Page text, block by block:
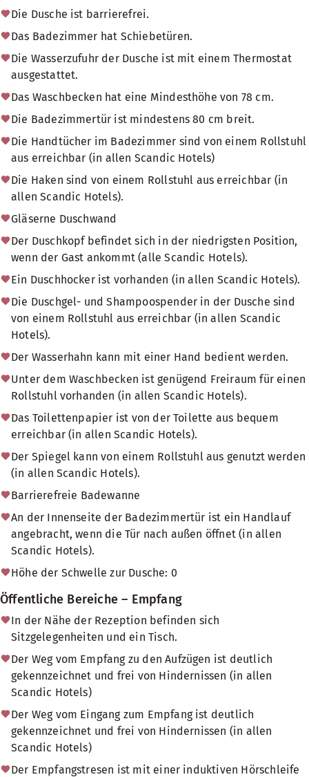
Die Dusche ist barrierefrei.
Das Badezimmer hat Schiebetüren.
Die Wasserzufuhr der Dusche ist mit einem Thermostat
ausgestattet.
Das Waschbecken hat eine Mindesthöhe von 78 cm.
Die Badezimmertür ist mindestens 80 cm breit.
Die Handtücher im Badezimmer sind von einem Rollstuhl
aus erreichbar (in allen Scandic Hotels)
Die Haken sind von einem Rollstuhl aus erreichbar (in
allen Scandic Hotels).
Gläserne Duschwand
Der Duschkopf befindet sich in der niedrigsten Position,
wenn der Gast ankommt (alle Scandic Hotels).
Ein Duschhocker ist vorhanden (in allen Scandic Hotels).
Die Duschgel- und Shampoospender in der Dusche sind
von einem Rollstuhl aus erreichbar (in allen Scandic
Hotels).
Der Wasserhahn kann mit einer Hand bedient werden.
Unter dem Waschbecken ist genügend Freiraum für einen
Rollstuhl vorhanden (in allen Scandic Hotels).
Das Toilettenpapier ist von der Toilette aus bequem
erreichbar (in allen Scandic Hotels).
Der Spiegel kann von einem Rollstuhl aus genutzt werden
(in allen Scandic Hotels).
Barrierefreie Badewanne
An der Innenseite der Badezimmertür ist ein Handlauf
angebracht, wenn die Tür nach außen öffnet (in allen
Scandic Hotels).
Höhe der Schwelle zur Dusche: 0
Öffentliche Bereiche – Empfang
In der Nähe der Rezeption befinden sich
Sitzgelegenheiten und ein Tisch.
Der Weg vom Empfang zu den Aufzügen ist deutlich
gekennzeichnet und frei von Hindernissen (in allen
Scandic Hotels)
Der Weg vom Eingang zum Empfang ist deutlich
gekennzeichnet und frei von Hindernissen (in allen
Scandic Hotels)
Der Empfangstresen ist mit einer induktiven Hörschleife